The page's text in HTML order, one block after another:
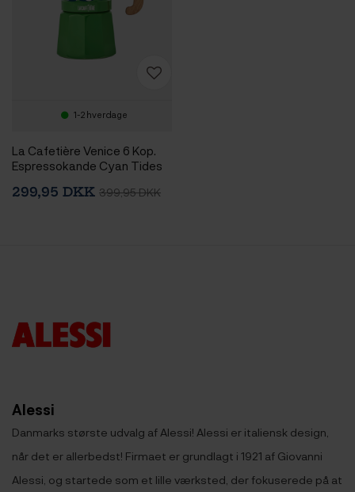
1-2 hverdage
La Cafetière Venice 6 Kop.
Espressokande Cyan Tides
299,95 DKK 399,95 DKK
Alessi
Danmarks største udvalg af Alessi! Alessi er italiensk design,
når det er allerbedst! Firmaet er grundlagt i 1921 af Giovanni
Alessi, og startede som et lille værksted, der fokuserede på at